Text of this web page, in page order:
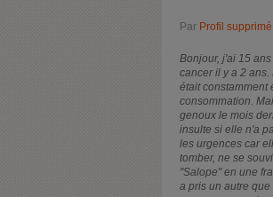
Par Profil supprimé
Bonjour, j'ai 15
cancer il y a 2
était constamment
consommation.
genoux le mois
insulte si elle n'a
les urgences car
tomber, ne se
"Salope" en une
a pris un autre